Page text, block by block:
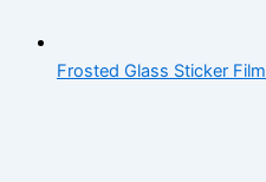
Frosted Glass Sticker Film